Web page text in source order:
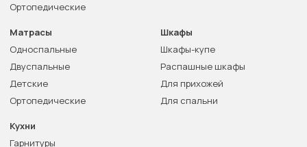
Ортопедические
Матрасы
Односпальные
Двуспальные
Детские
Ортопедические
Шкафы
Шкафы-купе
Распашные шкафы
Для прихожей
Для спальни
Кухни
Гарнитуры